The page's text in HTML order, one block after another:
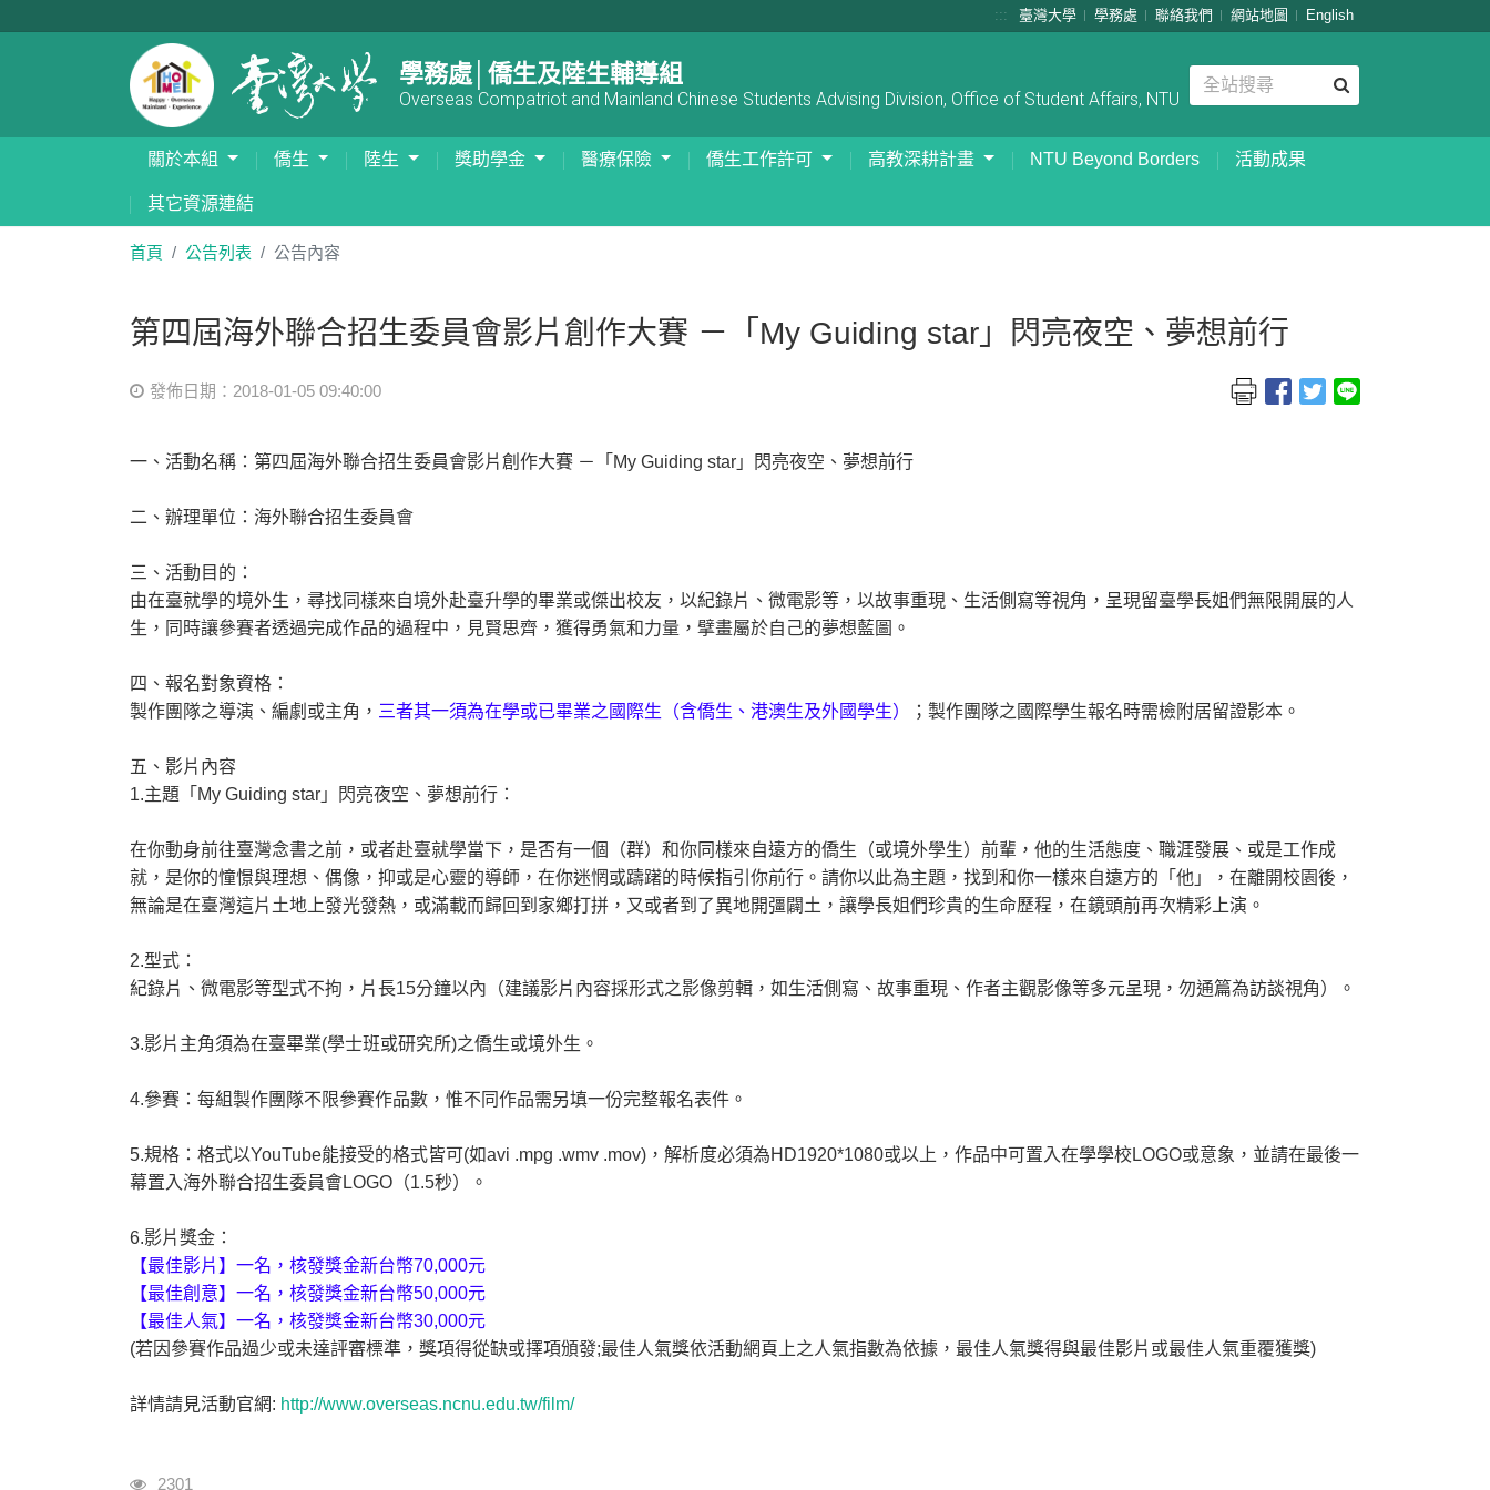
::: 臺灣大學 學務處 聯絡我們 網站地圖 English
學務處│僑生及陸生輔導組
Overseas Compatriot and Mainland Chinese Students Advising Division, Office of Student Affairs, NTU
關於本組 僑生 陸生 獎助學金 醫療保險 僑生工作許可 高教深耕計畫 NTU Beyond Borders 活動成果
其它資源連結
首頁 公告列表 公告內容
第四屆海外聯合招生委員會影片創作大賽 －「My Guiding star」閃亮夜空、夢想前行
發佈日期：2018-01-05 09:40:00
一、活動名稱：第四屆海外聯合招生委員會影片創作大賽 －「My Guiding star」閃亮夜空、夢想前行
二、辦理單位：海外聯合招生委員會
三、活動目的：
由在臺就學的境外生，尋找同樣來自境外赴臺升學的畢業或傑出校友，以紀錄片、微電影等，以故事重現、生活側寫等視角，呈現留臺學長姐們無限開展的人
生，同時讓參賽者透過完成作品的過程中，見賢思齊，獲得勇氣和力量，擘畫屬於自己的夢想藍圖。
四、報名對象資格：
製作團隊之導演、編劇或主角， 三者其一須為在學或已畢業之國際生（含僑生、港澳生及外國學生） ；製作團隊之國際學生報名時需檢附居留證影本。
五、影片內容
1.主題「My Guiding star」閃亮夜空、夢想前行：
在你動身前往臺灣念書之前，或者赴臺就學當下，是否有一個（群）和你同樣來自遠方的僑生（或境外學生）前輩，他的生活態度、職涯發展、或是工作成
就，是你的憧憬與理想、偶像，抑或是心靈的導師，在你迷惘或躊躇的時候指引你前行。請你以此為主題，找到和你一樣來自遠方的「他」，在離開校園後，
無論是在臺灣這片土地上發光發熱，或滿載而歸回到家鄉打拼，又或者到了異地開彊闢土，讓學長姐們珍貴的生命歷程，在鏡頭前再次精彩上演。
2.型式：
紀錄片、微電影等型式不拘，片長15分鐘以內（建議影片內容採形式之影像剪輯，如生活側寫、故事重現、作者主觀影像等多元呈現，勿通篇為訪談視角）。
3.影片主角須為在臺畢業(學士班或研究所)之僑生或境外生。
4.參賽：每組製作團隊不限參賽作品數，惟不同作品需另填一份完整報名表件。
5.規格：格式以YouTube能接受的格式皆可(如avi .mpg .wmv .mov)，解析度必須為HD1920*1080或以上，作品中可置入在學學校LOGO或意象，並請在最後一
幕置入海外聯合招生委員會LOGO（1.5秒）。
6.影片獎金：
【最佳影片】一名，核發獎金新台幣70,000元
【最佳創意】一名，核發獎金新台幣50,000元
【最佳人氣】一名，核發獎金新台幣30,000元
(若因參賽作品過少或未達評審標準，獎項得從缺或擇項頒發;最佳人氣獎依活動網頁上之人氣指數為依據，最佳人氣獎得與最佳影片或最佳人氣重覆獲獎)
詳情請見活動官網: http://www.overseas.ncnu.edu.tw/film/
瀏覽人次
2301